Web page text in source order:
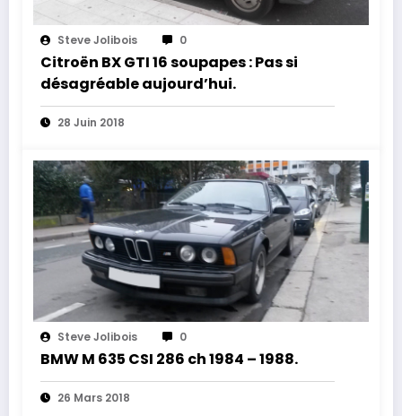
Steve Jolibois 0
Citroën BX GTI 16 soupapes : Pas si
désagréable aujourd’hui.
28 Juin 2018
Steve Jolibois 0
BMW M 635 CSI 286 ch 1984 – 1988.
26 Mars 2018